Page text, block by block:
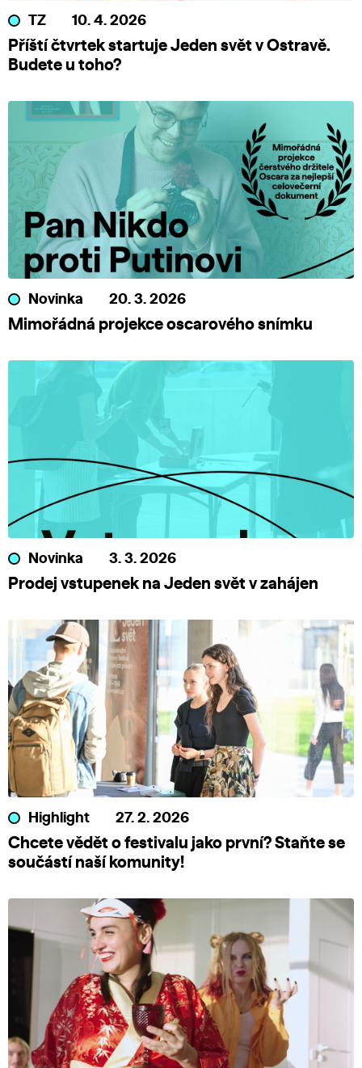
TZ 10. 4. 2026
Příští čtvrtek startuje Jeden svět v Ostravě.
Budete u toho?
Novinka 20. 3. 2026
Mimořádná projekce oscarového snímku
Novinka 3. 3. 2026
Prodej vstupenek na Jeden svět v zahájen
Highlight 27. 2. 2026
Chcete vědět o festivalu jako první? Staňte se
součástí naší komunity!